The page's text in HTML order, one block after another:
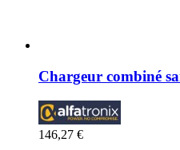
Chargeur combiné
146,27 €